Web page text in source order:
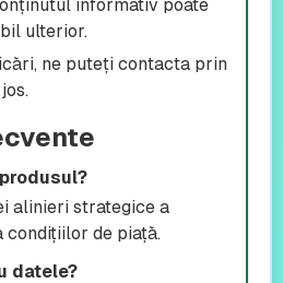
informativ poate
ulterior.
ne puteți contacta prin
alinieri strategice a
de piață.
datele?